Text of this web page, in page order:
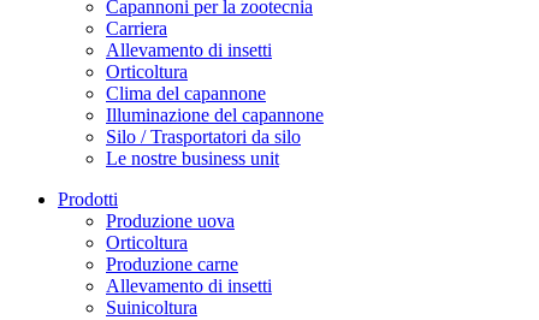
Capannoni per la zootecnia
Carriera
Allevamento di insetti
Orticoltura
Clima del capannone
Illuminazione del capannone
Silo / Trasportatori da silo
Le nostre business unit
Prodotti
Produzione uova
Orticoltura
Produzione carne
Allevamento di insetti
Suinicoltura